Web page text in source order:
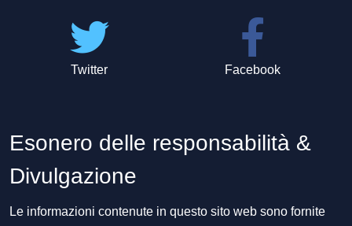
Twitter Facebook
Esonero delle responsabilità &
Divulgazione
Le informazioni contenute in questo sito web sono fornite